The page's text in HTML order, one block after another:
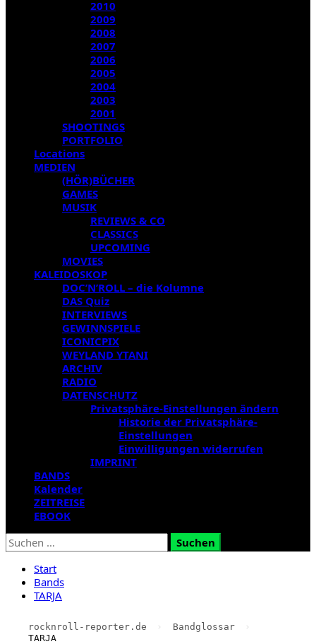
2010
2009
2008
2007
2006
2005
2004
2003
2001
SHOOTINGS
PORTFOLIO
Locations
MEDIEN
(HÖR)BÜCHER
GAMES
MUSIK
REVIEWS & CO
CLASSICS
UPCOMING
MOVIES
KALEIDOSKOP
DOC’N’ROLL – die Kolumne
DAS Quiz
INTERVIEWS
GEWINNSPIELE
ICONICPIX
WEYLAND YTANI
ARCHIV
RADIO
DATENSCHUTZ
Privatsphäre-Einstellungen ändern
Historie der Privatsphäre-
Einstellungen
Einwilligungen widerrufen
IMPRINT
BANDS
Kalender
ZEITREISE
EBOOK
Suchen
nach:
Start
Bands
TARJA
rocknroll-reporter.de › Bandglossar
›
TARJA